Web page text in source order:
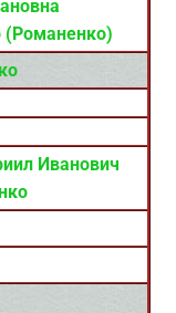
(Романенко)
Иванович